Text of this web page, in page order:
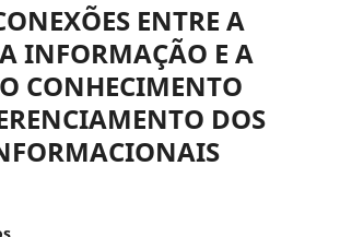
ENTRE A
INFORMAÇÃO E A
CONHECIMENTO
DOS